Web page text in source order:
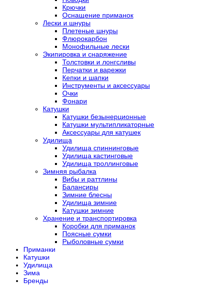
Крючки
Оснащение приманок
Лески и шнуры
Плетеные шнуры
Флюрокарбон
Монофильные лески
Экипировка и снаряжение
Толстовки и лонгсливы
Перчатки и варежки
Кепки и шапки
Инструменты и аксессуары
Очки
Фонари
Катушки
Катушки безынерционные
Катушки мультипликаторные
Аксессуары для катушек
Удилища
Удилища спиннинговые
Удилища кастинговые
Удилища троллинговые
Зимняя рыбалка
Вибы и раттлины
Балансиры
Зимние блесны
Удилища зимние
Катушки зимние
Хранение и транспортировка
Коробки для приманок
Поясные сумки
Рыболовные сумки
Приманки
Катушки
Удилища
Зима
Бренды